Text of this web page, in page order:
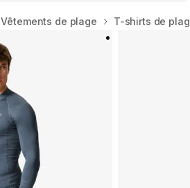
Vêtements de plage T-shirts de